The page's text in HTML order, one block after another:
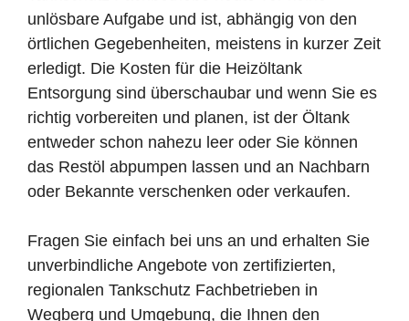
unlösbare Aufgabe und ist, abhängig von den
örtlichen Gegebenheiten, meistens in kurzer Zeit
erledigt. Die Kosten für die Heizöltank
Entsorgung sind überschaubar und wenn Sie es
richtig vorbereiten und planen, ist der Öltank
entweder schon nahezu leer oder Sie können
das Restöl abpumpen lassen und an Nachbarn
oder Bekannte verschenken oder verkaufen.
Fragen Sie einfach bei uns an und erhalten Sie
unverbindliche Angebote von zertifizierten,
regionalen Tankschutz Fachbetrieben in
Wegberg und Umgebung, die Ihnen den